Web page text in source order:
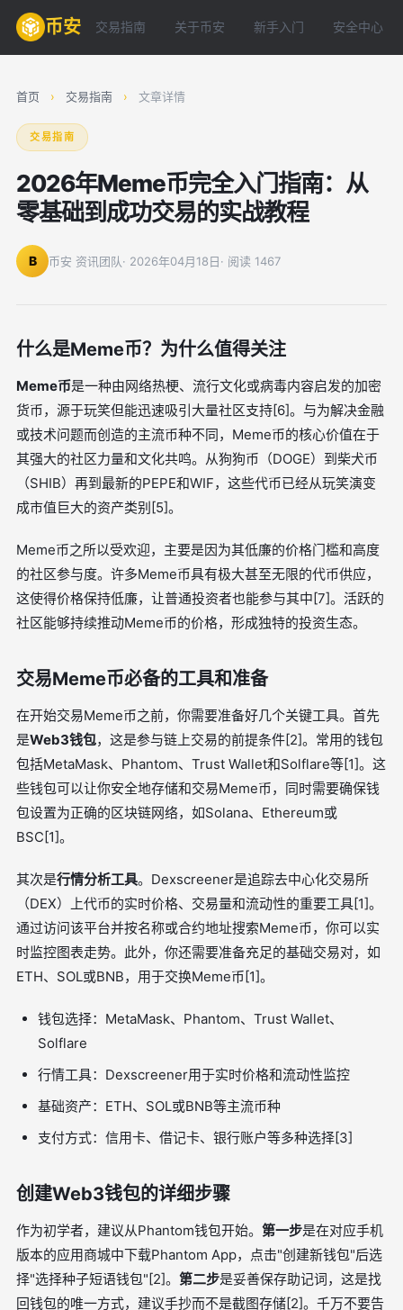
币安 交易指南 关于币安 新手入门 安全中心
首页 › 交易指南 › 文章详情
交易指南
2026年Meme币完全入门指南：从
零基础到成功交易的实战教程
B 币安 资讯团队· 2026年04月18日· 阅读 1467
什么是Meme币？为什么值得关注
Meme币是一种由网络热梗、流行文化或病毒内容启发的加密
货币，源于玩笑但能迅速吸引大量社区支持[6]。与为解决金融
或技术问题而创造的主流币种不同，Meme币的核心价值在于
其强大的社区力量和文化共鸣。从狗狗币（DOGE）到柴犬币
（SHIB）再到最新的PEPE和WIF，这些代币已经从玩笑演变
成市值巨大的资产类别[5]。
Meme币之所以受欢迎，主要是因为其低廉的价格门槛和高度
的社区参与度。许多Meme币具有极大甚至无限的代币供应，
这使得价格保持低廉，让普通投资者也能参与其中[7]。活跃的
社区能够持续推动Meme币的价格，形成独特的投资生态。
交易Meme币必备的工具和准备
在开始交易Meme币之前，你需要准备好几个关键工具。首先
是Web3钱包，这是参与链上交易的前提条件[2]。常用的钱包
包括MetaMask、Phantom、Trust Wallet和Solflare等[1]。这
些钱包可以让你安全地存储和交易Meme币，同时需要确保钱
包设置为正确的区块链网络，如Solana、Ethereum或
BSC[1]。
其次是行情分析工具。Dexscreener是追踪去中心化交易所
（DEX）上代币的实时价格、交易量和流动性的重要工具[1]。
通过访问该平台并按名称或合约地址搜索Meme币，你可以实
时监控图表走势。此外，你还需要准备充足的基础交易对，如
ETH、SOL或BNB，用于交换Meme币[1]。
钱包选择：MetaMask、Phantom、Trust Wallet、
Solflare
行情工具：Dexscreener用于实时价格和流动性监控
基础资产：ETH、SOL或BNB等主流币种
支付方式：信用卡、借记卡、银行账户等多种选择[3]
创建Web3钱包的详细步骤
作为初学者，建议从Phantom钱包开始。 第一步是在对应手机
版本的应用商城中下载Phantom App，点击"创建新钱包"后选
择"选择种子短语钱包"[2]。 第二步是妥善保存助记词，这是找
回钱包的唯一方式，建议手抄而不是截图存储[2]。千万不要告